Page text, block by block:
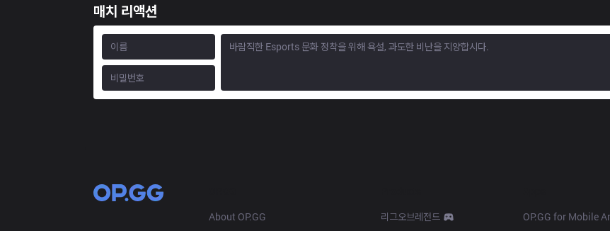
매치 리액션
About OP.GG
리그오브레전드
OP.GG for Mobile